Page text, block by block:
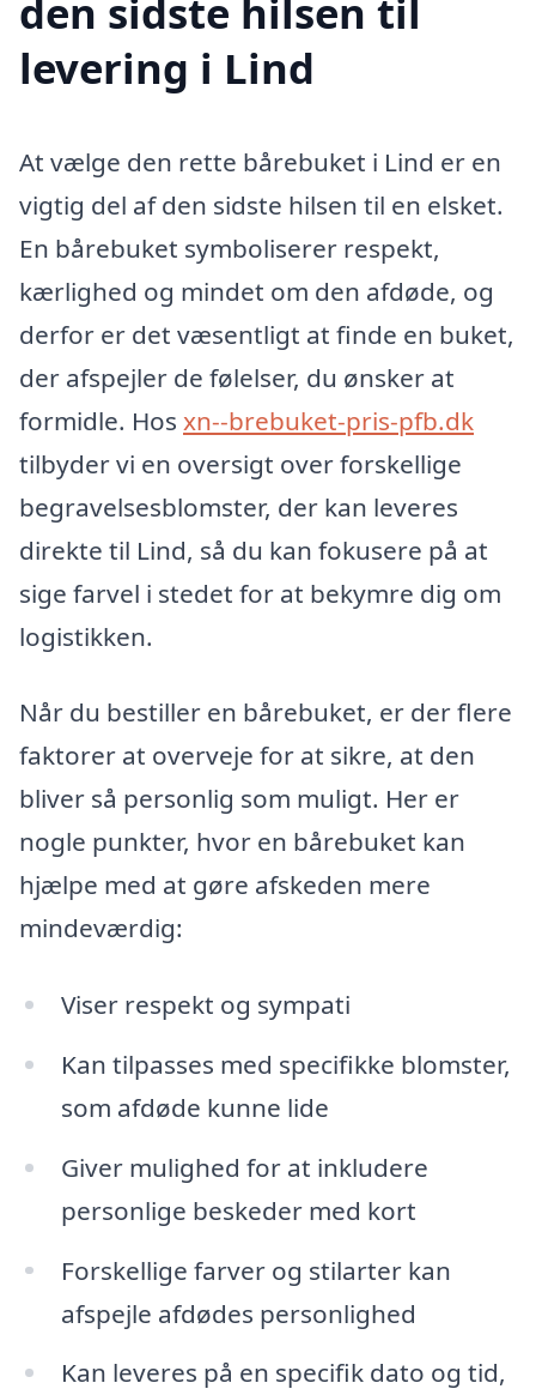
den sidste hilsen til
levering i Lind
At vælge den rette bårebuket i Lind er en
vigtig del af den sidste hilsen til en elsket.
En bårebuket symboliserer respekt,
kærlighed og mindet om den afdøde, og
derfor er det væsentligt at finde en buket,
der afspejler de følelser, du ønsker at
formidle. Hos xn--brebuket-pris-pfb.dk
tilbyder vi en oversigt over forskellige
begravelsesblomster, der kan leveres
direkte til Lind, så du kan fokusere på at
sige farvel i stedet for at bekymre dig om
logistikken.
Når du bestiller en bårebuket, er der flere
faktorer at overveje for at sikre, at den
bliver så personlig som muligt. Her er
nogle punkter, hvor en bårebuket kan
hjælpe med at gøre afskeden mere
mindeværdig:
Viser respekt og sympati
Kan tilpasses med specifikke blomster,
som afdøde kunne lide
Giver mulighed for at inkludere
personlige beskeder med kort
Forskellige farver og stilarter kan
afspejle afdødes personlighed
Kan leveres på en specifik dato og tid,